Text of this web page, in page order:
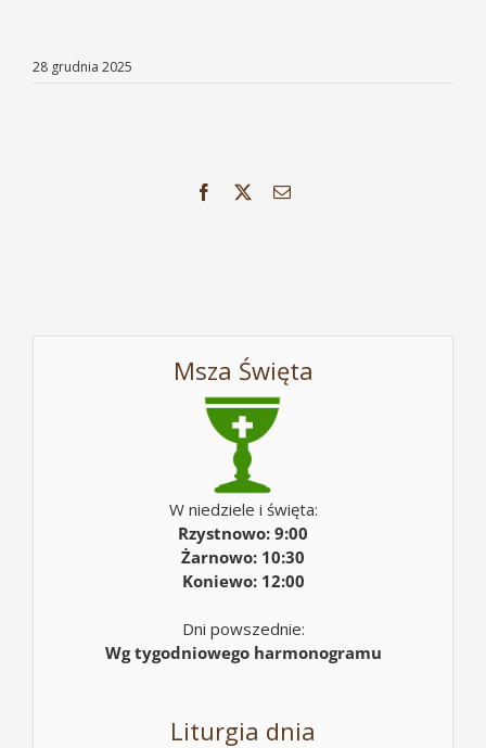
28 grudnia 2025
Facebook Email
Msza Święta
W niedziele i święta:
Rzystnowo: 9:00
Żarnowo: 10:30
Koniewo: 12:00
Dni powszednie:
Wg tygodniowego harmonogramu
Liturgia dnia